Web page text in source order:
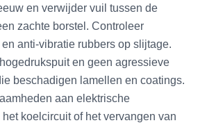
en verwijder vuil tussen de
zachte borstel. Controleer
anti-vibratie rubbers op slijtage.
en geen agressieve
beschadigen lamellen en coatings.
aan elektrische
koelcircuit of het vervangen van